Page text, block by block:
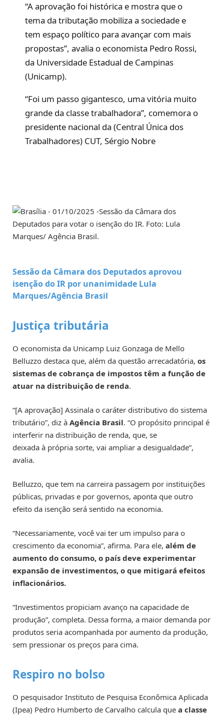
“A aprovação foi histórica e mostra que o
tema da tributação mobiliza a sociedade e
tem espaço político para avançar com mais
propostas”, avalia o economista Pedro Rossi,
da Universidade Estadual de Campinas
(Unicamp).
“Foi um passo gigantesco, uma vitória muito
grande da classe trabalhadora”, comemora o
presidente nacional da (Central Única dos
Trabalhadores) CUT, Sérgio Nobre
Sessão da Câmara dos Deputados aprovou
isenção do IR por unanimidade Lula
Marques/Agência Brasil
Justiça tributária
O economista da Unicamp Luiz Gonzaga de Mello
Belluzzo destaca que, além da questão arrecadatória, os
sistemas de cobrança de impostos têm a função de
atuar na distribuição de renda.
“[A aprovação] Assinala o caráter distributivo do sistema
tributário”, diz à Agência Brasil. “O propósito principal é
interferir na distribuição de renda, que, se
deixada à própria sorte, vai ampliar a desigualdade”,
avalia.
Belluzzo, que tem na carreira passagem por instituições
públicas, privadas e por governos, aponta que outro
efeito da isenção será sentido na economia.
“Necessariamente, você vai ter um impulso para o
crescimento da economia”, afirma. Para ele, além de
aumento do consumo, o país deve experimentar
expansão de investimentos, o que mitigará efeitos
inflacionários.
“Investimentos propiciam avanço na capacidade de
produção”, completa. Dessa forma, a maior demanda por
produtos seria acompanhada por aumento da produção,
sem pressionar os preços para cima.
Respiro no bolso
O pesquisador Instituto de Pesquisa Econômica Aplicada
(Ipea) Pedro Humberto de Carvalho calcula que a classe